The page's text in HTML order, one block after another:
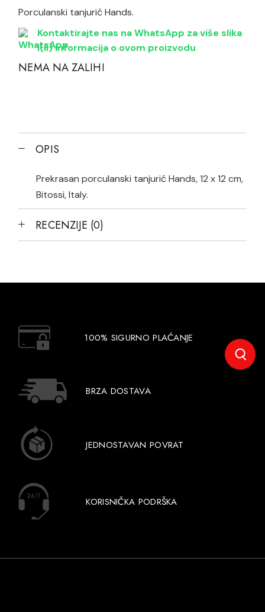
Porculanski tanjurić Hands.
Kontaktirajte nas na WhatsApp za više slika
i(li) informacija o ovom proizvodu
NEMA NA ZALIHI
OPIS
Prekrasan porculanski tanjurić Hands, 12 x 12 cm,
Bitossi, Italy.
RECENZIJE (0)
100% SIGURNO PLAĆANJE
BRZA DOSTAVA
JEDNOSTAVAN POVRAT
KORISNIČKA PODRŠKA